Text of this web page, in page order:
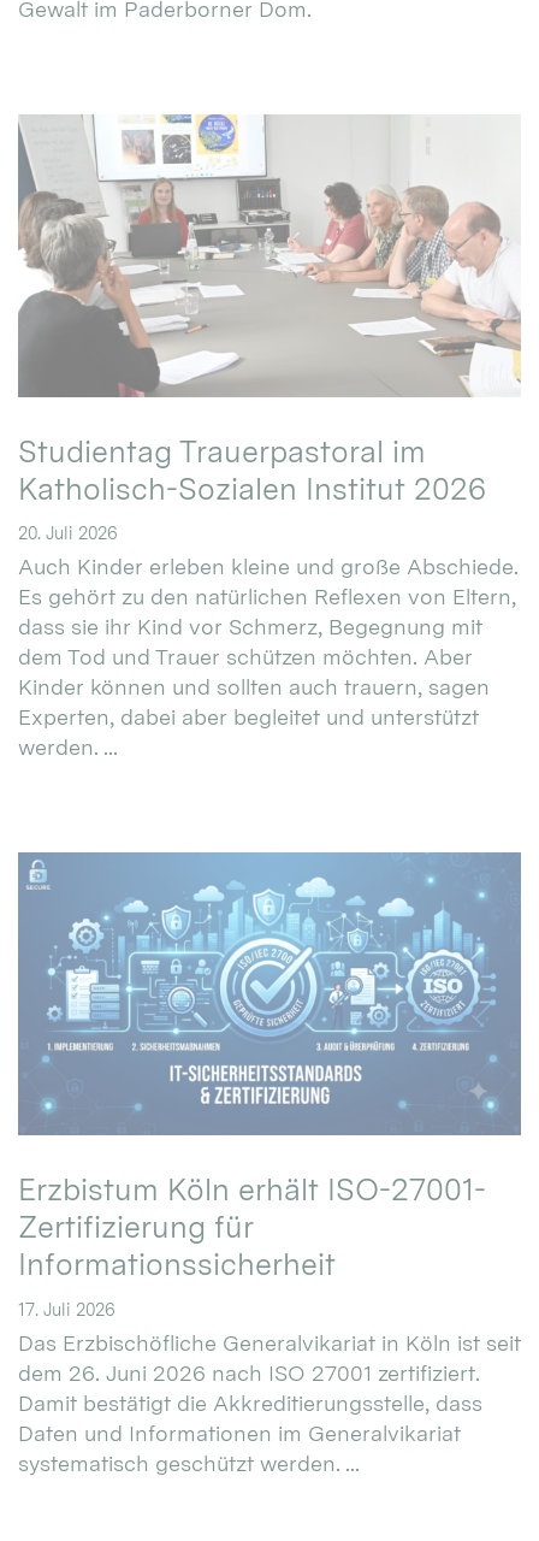
Gewalt im Paderborner Dom.
Studientag Trauerpastoral im
Katholisch-Sozialen Institut 2026
20. Juli 2026
Auch Kinder erleben kleine und große Abschiede.
Es gehört zu den natürlichen Reflexen von Eltern,
dass sie ihr Kind vor Schmerz, Begegnung mit
dem Tod und Trauer schützen möchten. Aber
Kinder können und sollten auch trauern, sagen
Experten, dabei aber begleitet und unterstützt
werden. ...
Erzbistum Köln erhält ISO-27001-
Zertifizierung für
Informationssicherheit
17. Juli 2026
Das Erzbischöfliche Generalvikariat in Köln ist seit
dem 26. Juni 2026 nach ISO 27001 zertifiziert.
Damit bestätigt die Akkreditierungsstelle, dass
Daten und Informationen im Generalvikariat
systematisch geschützt werden. ...